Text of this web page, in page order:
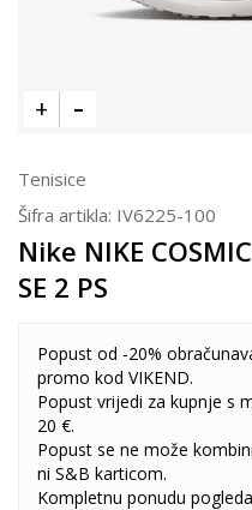
Tenisice
Šifra artikla: IV6225-100
Nike NIKE
SE 2 PS
Popust od -20%
promo kod VIKEND.
Popust vrijedi za kupnje s
20 €.
Popust se ne može
ni S&B karticom.
Kompletnu ponudu